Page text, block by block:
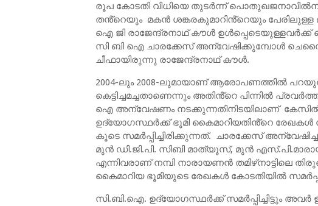
രൂപ കോടതി വിധിയെ തുടർന്ന്
തൻ്റെയും മകന്‍ ശങ്കരകുമാറിൻ്റെയും
ഐ ജി രാജേന്ദ്രനാഥ് കൗള്‍
സി ബി ഐ ചാരക്കേസ് അന്വേഷിക്കുമ്പോള്‍
ചീഫായിരുന്നു രാജേന്ദ്രനാഥ് കൗള്‍.
2004-ലും 2008-ലുമായാണ് ആരോപണത്തിൽ
കെട്ടിച്ചമച്ചതാണെന്നും അതിൻ്റെ പിന്നില്‍
ഐ അന്വേഷണം നടക്കുന്നതിനിടയിലാണ് കേസില്‍
ഉദ്യോഗസ്ഥര്‍ക്ക് ഭൂമി കൈമാറിയതിൻ്റെ
കൂടെ സമർപ്പിച്ചിരിക്കുന്നത്. ചാരക്കേസ്
മുന്‍ ഡി.ജി.പി. സിബി മാത്യൂസ്, മുന്‍
എന്നിവരാണ് നമ്പി നാരായണന്‍ തമിഴ്‌നാട്ടിലെ
കൈമാറിയ ഭൂമിയുടെ രേഖകള്‍ കോടതിയില്‍
സി.ബി.ഐ. ഉദ്യോഗസ്ഥര്‍ക്ക് സമര്‍പ്പിച്ചിട്ടും